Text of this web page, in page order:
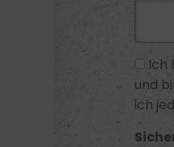
Ich
und
ich